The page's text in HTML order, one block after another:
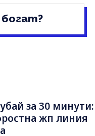
за 30 минути:
жп линия